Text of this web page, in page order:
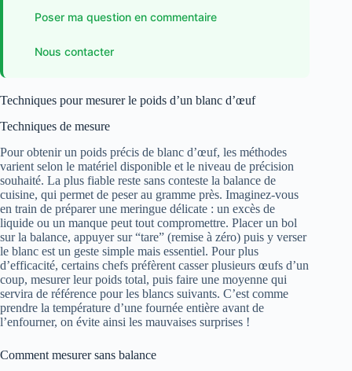
Poser ma question en commentaire
Nous contacter
Techniques pour mesurer le poids d’un blanc d’œuf
Techniques de mesure
Pour obtenir un poids précis de blanc d’œuf, les méthodes
varient selon le matériel disponible et le niveau de précision
souhaité. La plus fiable reste sans conteste la balance de
cuisine, qui permet de peser au gramme près. Imaginez-vous
en train de préparer une meringue délicate : un excès de
liquide ou un manque peut tout compromettre. Placer un bol
sur la balance, appuyer sur “tare” (remise à zéro) puis y verser
le blanc est un geste simple mais essentiel. Pour plus
d’efficacité, certains chefs préfèrent casser plusieurs œufs d’un
coup, mesurer leur poids total, puis faire une moyenne qui
servira de référence pour les blancs suivants. C’est comme
prendre la température d’une fournée entière avant de
l’enfourner, on évite ainsi les mauvaises surprises !
Comment mesurer sans balance